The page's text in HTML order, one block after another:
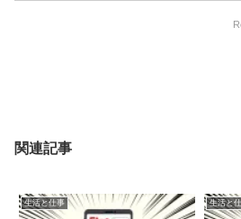
関連記事
生活と仕事 生活と